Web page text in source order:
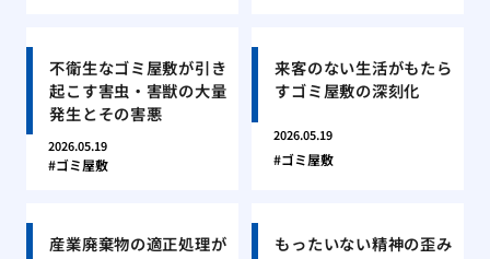
不衛生なゴミ屋敷が引き
起こす害虫・害獣の大量
発生とその害悪
2026.05.19
ゴミ屋敷
来客のない生活がもたら
すゴミ屋敷の深刻化
2026.05.19
ゴミ屋敷
産業廃棄物の適正処理が
もったいない精神の歪み